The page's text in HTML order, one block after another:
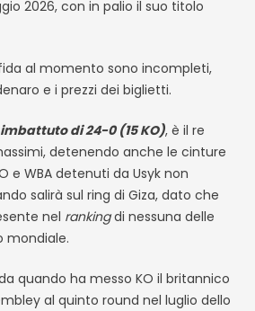
2026, con in palio il suo titolo
al momento sono incompleti,
e i prezzi dei biglietti.
di 24-0 (15 KO), è il re
detenendo anche le cinture
e WBA detenuti da Usyk non
salirà sul ring di Giza, dato che
nel rankingdi nessuna delle
mondiale.
quando ha messo KO il britannico
al quinto round nel luglio dello